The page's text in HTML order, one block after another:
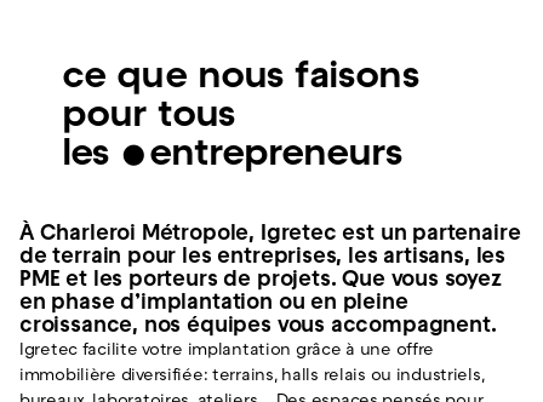
ce que nous faisons
pour tous
les •entrepreneurs
À Charleroi Métropole, Igretec est un partenaire
de terrain pour les entreprises, les artisans, les
PME et les porteurs de projets. Que vous soyez
en phase d’implantation ou en pleine
croissance, nos équipes vous accompagnent.
Igretec facilite votre implantation grâce à une offre
immobilière diversifiée: terrains, halls relais ou industriels,